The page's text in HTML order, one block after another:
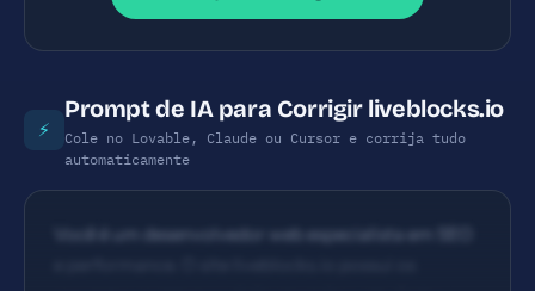
⚡
Prompt de IA para Corrigir liveblocks.io
Cole no Lovable, Claude ou Cursor e corrija tudo
automaticamente
Você é um desenvolvedor web especialista em SEO